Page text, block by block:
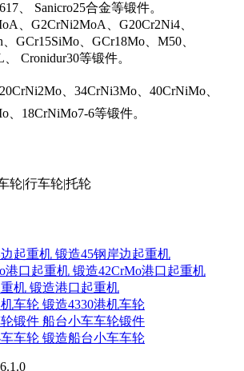
、 Sanicro25合金等锻件。
、G2CrNi2MoA、G20Cr2Ni4、
GCr15SiMo、GCr18Mo、M50、
Cronidur30等锻件。
、34CrNi3Mo、40CrNiMo、
、18CrNiMo7-6等锻件。
锻造45钢岸边起重机
锻造42CrMo港口起重机
锻造港口起重机
锻造4330港机车轮
船台小车车轮锻件
锻造船台小车车轮
6.1.0